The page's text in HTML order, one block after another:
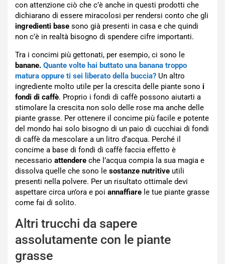
con attenzione ciò che c’è anche in questi prodotti che
dichiarano di essere miracolosi per rendersi conto che gli
ingredienti base sono già presenti in casa e che quindi
non c’è in realtà bisogno di spendere cifre importanti.
Tra i concimi più gettonati, per esempio, ci sono le
banane. Quante volte hai buttato una banana troppo
matura oppure ti sei liberato della buccia? Un altro
ingrediente molto utile per la crescita delle piante sono i
fondi di caffè. Proprio i fondi di caffè possono aiutarti a
stimolare la crescita non solo delle rose ma anche delle
piante grasse. Per ottenere il concime più facile e potente
del mondo hai solo bisogno di un paio di cucchiai di fondi
di caffè da mescolare a un litro d’acqua. Perché il
concime a base di fondi di caffè faccia effetto è
necessario attendere che l’acqua compia la sua magia e
dissolva quelle che sono le sostanze nutritive utili
presenti nella polvere. Per un risultato ottimale devi
aspettare circa un’ora e poi annaffiare le tue piante grasse
come fai di solito.
Altri trucchi da sapere
assolutamente con le piante
grasse